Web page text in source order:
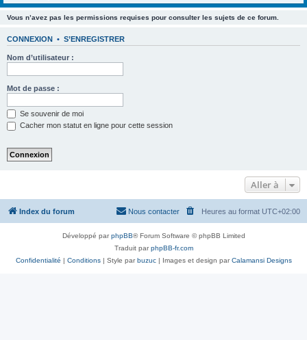
Vous n’avez pas les permissions requises pour consulter les sujets de ce forum.
CONNEXION • S’ENREGISTRER
Nom d’utilisateur :
Mot de passe :
Se souvenir de moi
Cacher mon statut en ligne pour cette session
Aller à
Index du forum Heures au format UTC+02:00
Nous contacter
Développé parphpBB® Forum Software © phpBB Limited
Traduit parphpBB-fr.com
Confidentialité | Conditions| Style parbuzuc| Images et design parCalamansi Designs